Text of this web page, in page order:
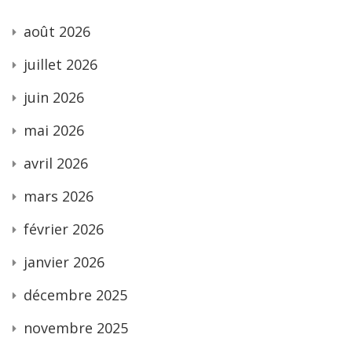
août 2026
juillet 2026
juin 2026
mai 2026
avril 2026
mars 2026
février 2026
janvier 2026
décembre 2025
novembre 2025